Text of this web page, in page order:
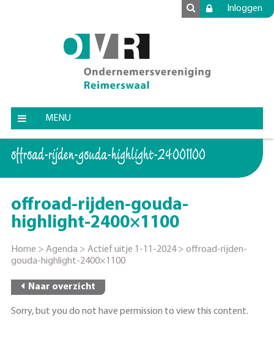
Inloggen
MENU
offroad-rijden-gouda-highlight-2400×1100
offroad-rijden-gouda-
highlight-2400×1100
Home > Agenda > Actief uitje 1-11-2024> offroad-rijden-
gouda-highlight-2400×1100
Naar overzicht
Sorry, but you do not have permission to view this content.